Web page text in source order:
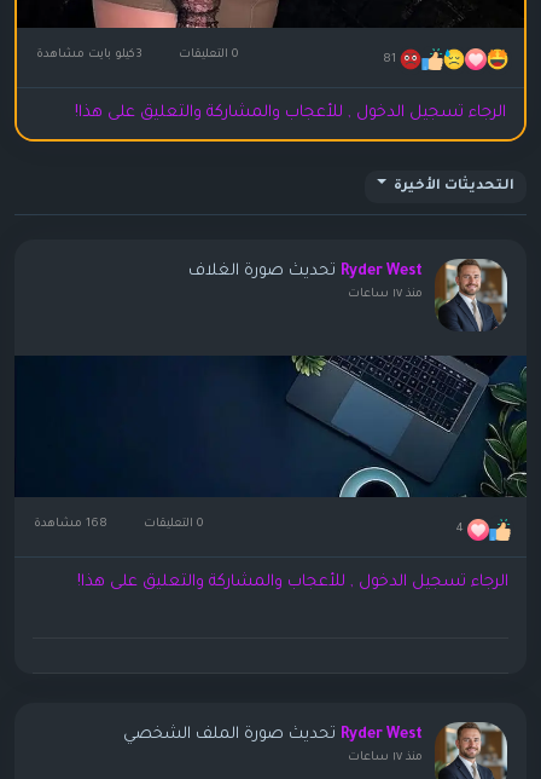
81 0 التعليقات
الرجاء تسجيل الدخول , للأعجاب والمشاركة والتعليق على هذا!
التحديثات الأخيرة
Ryder West تحديث صورة الغلاف
منذ ١٧ ساعات
4 0 التعليقات
الرجاء تسجيل الدخول , للأعجاب والمشاركة والتعليق على هذا!
Ryder West تحديث صورة الملف الشخصي
منذ ١٧ ساعات